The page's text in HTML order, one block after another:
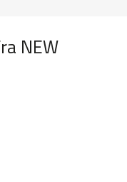
NEW